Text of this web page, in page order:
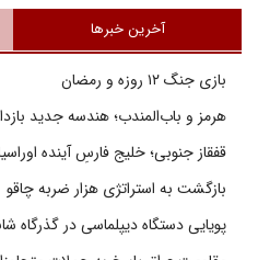
آخرین خبرها
بازی جنگ ۱۲ روزه و رمضان
هرمز و باب‌المندب؛ هندسه جدید
قفقاز جنوبی؛ خلیج فارسِ آینده
بازگشت به استراتژی هزار ضربه چاقو
پویایی دستگاه دیپلماسی در گذرگاه